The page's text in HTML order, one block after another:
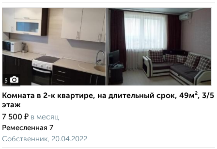
5
Комната в 2-к квартире, на длительный срок, 49м², 3/5
этаж
7 500 ₽ в месяц
Ремесленная 7
Собственник, 20.04.2022